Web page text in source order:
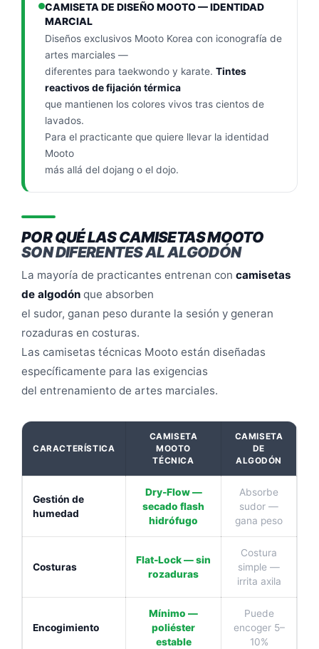
CAMISETA DE DISEÑO MOOTO — IDENTIDAD
MARCIAL
Diseños exclusivos Mooto Korea con iconografía de
artes marciales —
diferentes para taekwondo y karate.Tintes
reactivos de fijación térmica
que mantienen los colores vivos tras cientos de
lavados.
Para el practicante que quiere llevar la identidad
Mooto
más allá del dojang o el dojo.
POR QUÉ LAS CAMISETAS MOOTO
SON DIFERENTES AL ALGODÓN
La mayoría de practicantes entrenan con camisetas
de algodón que absorben
el sudor, ganan peso durante la sesión y generan
rozaduras en costuras.
Las camisetas técnicas Mooto están diseñadas
específicamente para las exigencias
del entrenamiento de artes marciales.
CARACTERÍSTICA
CAMISETA
MOOTO
TÉCNICA
CAMISETA
DE
ALGODÓN
Gestión de
humedad
Dry-Flow —
secado flash
hidrófugo
Absorbe
sudor —
gana peso
Costuras
Flat-Lock — sin
rozaduras
Costura
simple —
irrita axila
Encogimiento
Mínimo —
poliéster
estable
Puede
encoger 5–
10%